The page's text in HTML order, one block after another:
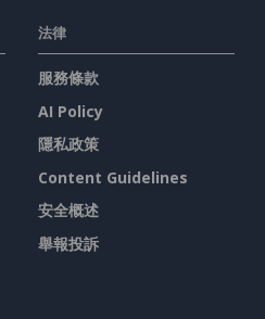
法律
服務條款
AI Policy
隱私政策
Content Guidelines
安全概述
舉報投訴